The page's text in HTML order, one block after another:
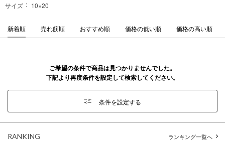
サイズ 10×20
新着順 売れ筋順 おすすめ順 価格の低い順 価格の高い順
ご希望の条件で商品は見つかりませんでした。
下記より再度条件を設定して検索してください。
条件を設定する
RANKING ランキング一覧へ